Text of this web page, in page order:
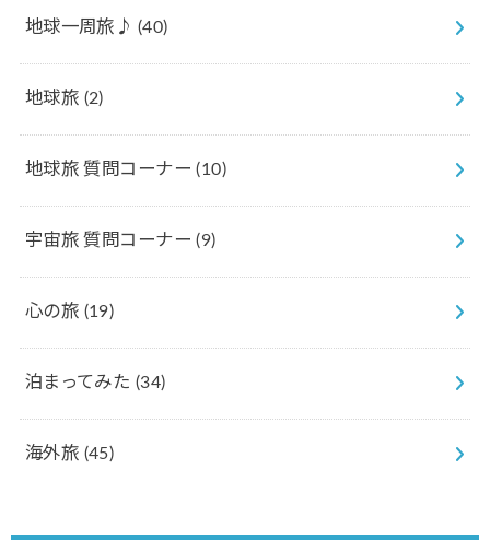
地球一周旅♪ (40)
地球旅 (2)
地球旅 質問コーナー(10)
宇宙旅 質問コーナー(9)
心の旅 (19)
泊まってみた (34)
海外旅 (45)